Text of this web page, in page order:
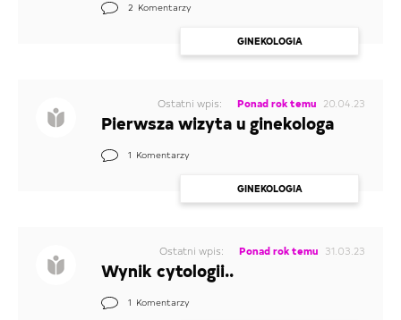
2 Komentarzy
GINEKOLOGIA
Ostatni wpis: Ponad rok temu 20.04.23
Pierwsza wizyta u ginekologa
1 Komentarzy
GINEKOLOGIA
Ostatni wpis: Ponad rok temu 31.03.23
Wynik cytologii..
1 Komentarzy